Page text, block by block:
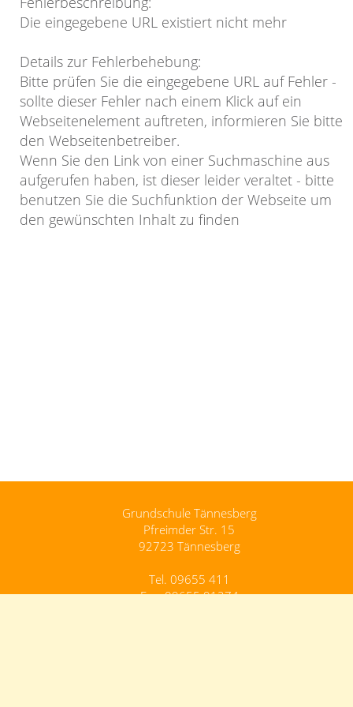
Die eingegebene URL existiert nicht mehr
Details zur Fehlerbehebung:
Bitte prüfen Sie die eingegebene URL auf Fehler -
sollte dieser Fehler nach einem Klick auf ein
Webseitenelement auftreten, informieren Sie bitte
den Webseitenbetreiber.
Wenn Sie den Link von einer Suchmaschine aus
aufgerufen haben, ist dieser leider veraltet - bitte
benutzen Sie die Suchfunktion der Webseite um
den gewünschten Inhalt zu finden
Grundschule Tännesberg
Pfreimder Str. 15
92723 Tännesberg
Tel. 09655 411
Fax. 09655 91274